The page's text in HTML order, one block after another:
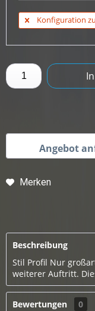
Konfiguration
Angebot
Merken
Beschreibung
Stil Profil Nur
weiterer Auftritt.
Bewertungen
0